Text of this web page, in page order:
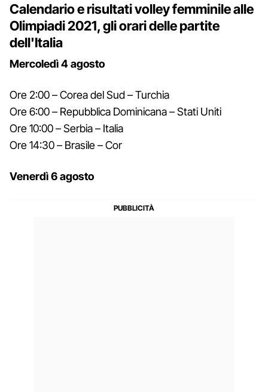
Calendario e risultati volley femminile alle
Olimpiadi 2021, gli orari delle partite
dell'Italia
Mercoledì 4 agosto
Ore 2:00 – Corea del Sud – Turchia
Ore 6:00 – Repubblica Dominicana – Stati Uniti
Ore 10:00 – Serbia – Italia
Ore 14:30 – Brasile – Cor
Venerdì 6 agosto